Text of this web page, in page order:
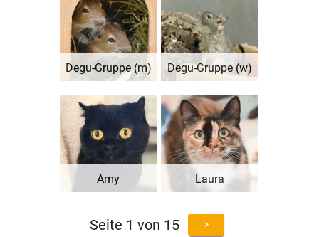
Degu-Gruppe (m) Degu-Gruppe (w)
Amy Laura
Seite 1 von 15 >